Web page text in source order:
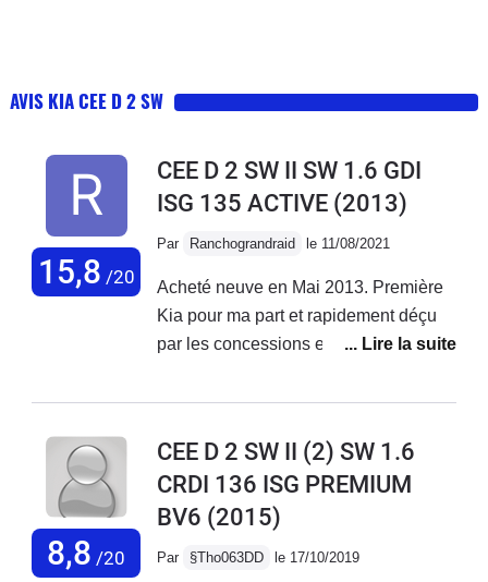
AVIS KIA CEE D 2 SW
15,8 /20
CEE D 2 SW II SW 1.6 GDI
ISG 135 ACTIVE (2013)
Par Ranchograndraid le 11/08/2021
Acheté neuve en Mai 2013. Première
Kia pour ma part et rapidement déçu
par les concessions et la garantie.
mais j'ai vite vu sa faiblesse car le stop
après 800 kilomètres de route la même
journée. Une puissance en ampères
au démarrage 40% inférieure à ce qu'il
8,8 /20
CEE D 2 SW II (2) SW 1.6
CRDI 136 ISG PREMIUM
BV6 (2015)
Par §Tho063DD le 17/10/2019